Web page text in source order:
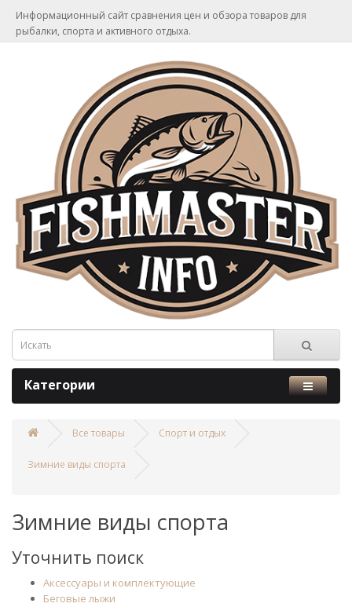
Информационный сайт сравнения цен и обзора товаров для
рыбалки, спорта и активного отдыха.
Категории
Все товары Спорт и отдых
Зимние виды спорта
Зимние виды спорта
Уточнить поиск
Аксессуары и комплектующие
Беговые лыжи